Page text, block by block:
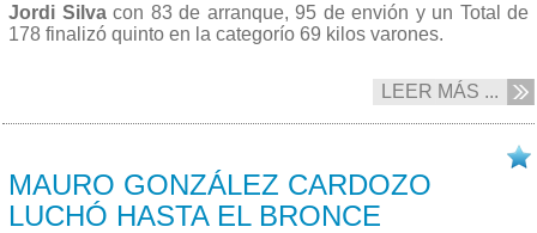
Jordi Silvacon 83 de arranque, 95 de envión y un Total de
178 finalizó quinto en la categorío 69 kilos varones.
LEER MÁS ...
MAURO GONZÁLEZ CARDOZO
LUCHÓ HASTA EL BRONCE